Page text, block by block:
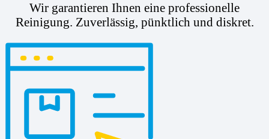
Wir garantieren Ihnen eine professionelle
Reinigung. Zuverlässig, pünktlich und diskret.